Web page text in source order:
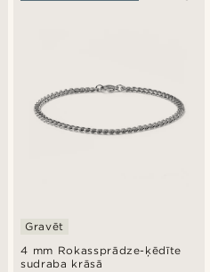
4 mm Rokassprādze-ķēdīte
sudraba krāsā
Gravēt